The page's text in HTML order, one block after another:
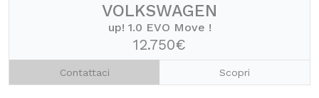
VOLKSWAGEN
up! 1.0 EVO Move !
12.750€
Contattaci Scopri